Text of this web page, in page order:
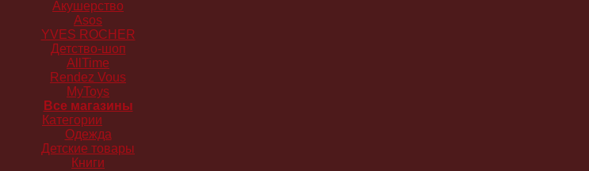
Акушерство
Asos
YVES ROCHER
Детство-шоп
AllTime
Rendez Vous
MyToys
Все магазины
Категории
Одежда
Детские товары
Книги